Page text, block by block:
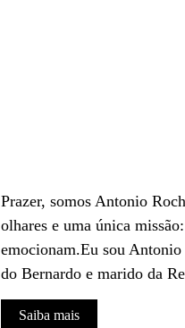
Prazer, somos Antonio
olhares e uma única
emocionam.Eu sou
do Bernardo e marido da
Saiba mais